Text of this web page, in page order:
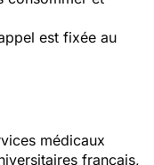
est fixée au
médicaux
français,